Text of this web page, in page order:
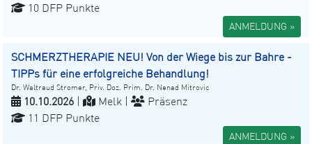
10 DFP Punkte
ANMELDUNG »
SCHMERZTHERAPIE NEU! Von der Wiege bis zur Bahre -
TIPPs für eine erfolgreiche Behandlung!
Dr. Waltraud Stromer, Priv. Doz. Prim. Dr. Nenad Mitrovic
10.10.2026 Melk |
Präsenz
11 DFP Punkte
ANMELDUNG »